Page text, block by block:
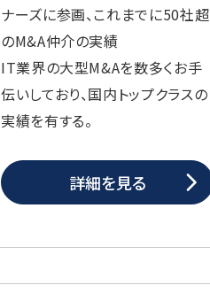
ナーズに参画、これまでに50社超
のM&A仲介の実績
IT業界の大型M&Aを数多くお手
伝いしており、国内トップクラスの
実績を有する。
詳細を見る